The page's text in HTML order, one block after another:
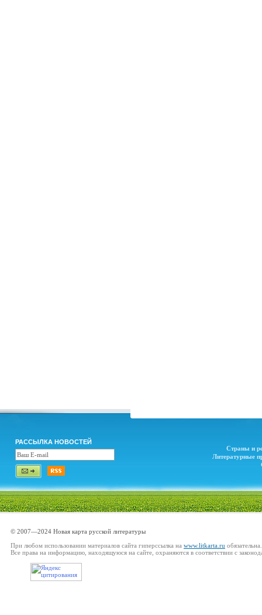
РАССЫЛКА НОВОСТЕЙ
Страны и
Литературные
© 2007—2024 Новая карта русской литературы
При любом использовании материалов сайта гиперссылка на www.litkarta.ru обязательна.
Все права на информацию, находящуюся на сайте, охраняются в соответствии с